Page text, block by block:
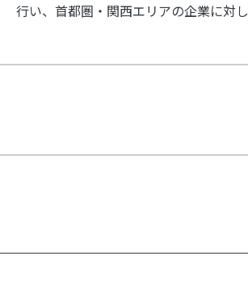
行い、首都圏・関西エリアの企業に対